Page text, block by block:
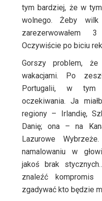
tym bardziej, że w
wolnego. Żeby
Oczywiście po biciu
Gorszy problem,
wakacjami. Po
Portugalii, w tym
oczekiwania. Ja
regiony – Irlandię,
Danię; ona – na
Lazurowe
namalowaniu w
jakoś brak
znaleźć
zgadywać kto będzie